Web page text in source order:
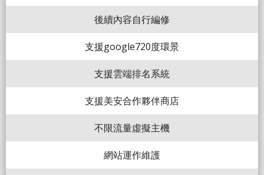
後續內容自行編修
支援google720度環景
支援雲端排名系統
支援美安合作夥伴商店
不限流量虛擬主機
網站運作維護